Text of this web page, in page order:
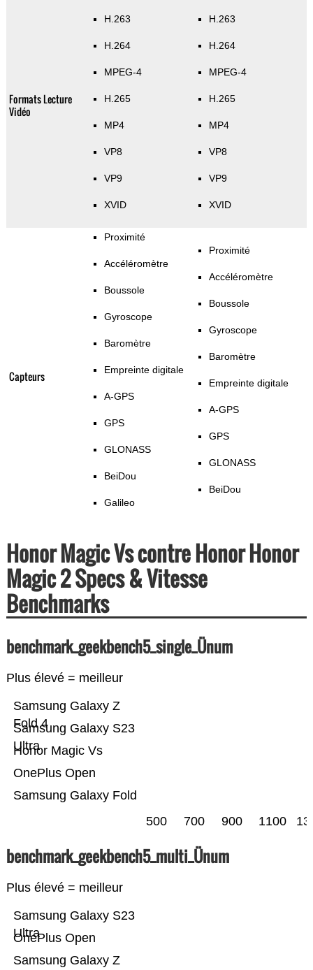
Formats Lecture
Vidéo
H.263
H.264
MPEG-4
H.265
MP4
VP8
VP9
XVID
H.263
H.264
MPEG-4
H.265
MP4
VP8
VP9
XVID
Capteurs
Proximité
Accéléromètre
Boussole
Gyroscope
Baromètre
Empreinte digitale
A-GPS
GPS
GLONASS
BeiDou
Galileo
Proximité
Accéléromètre
Boussole
Gyroscope
Baromètre
Empreinte digitale
A-GPS
GPS
GLONASS
BeiDou
Honor Magic Vs contre Honor Honor
Magic 2 Specs & Vitesse
Benchmarks
benchmark_geekbench5_single_Ünum
Plus élevé = meilleur
Samsung Galaxy Fold
OnePlus Open
Honor Magic Vs
Samsung Galaxy S23
Ultra
Samsung Galaxy Z
Fold 4
500 700 900 1100
benchmark_geekbench5_multi_Ünum
Plus élevé = meilleur
Samsung Galaxy Z
OnePlus Open
Samsung Galaxy S23
Ultra